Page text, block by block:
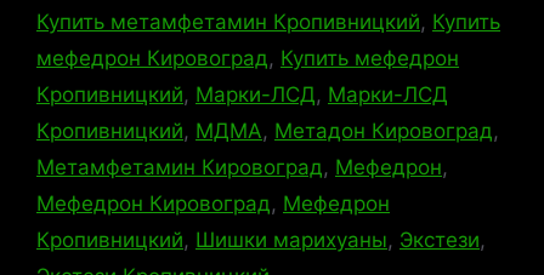
Купить метамфетамин Кропивницкий, Купить
мефедрон Кировоград, Купить мефедрон
Кропивницкий, Марки-ЛСД, Марки-ЛСД
Кропивницкий, МДМА, Метадон Кировоград,
Метамфетамин Кировоград, Мефедрон,
Мефедрон Кировоград, Мефедрон
Кропивницкий, Шишки марихуаны, Экстези,